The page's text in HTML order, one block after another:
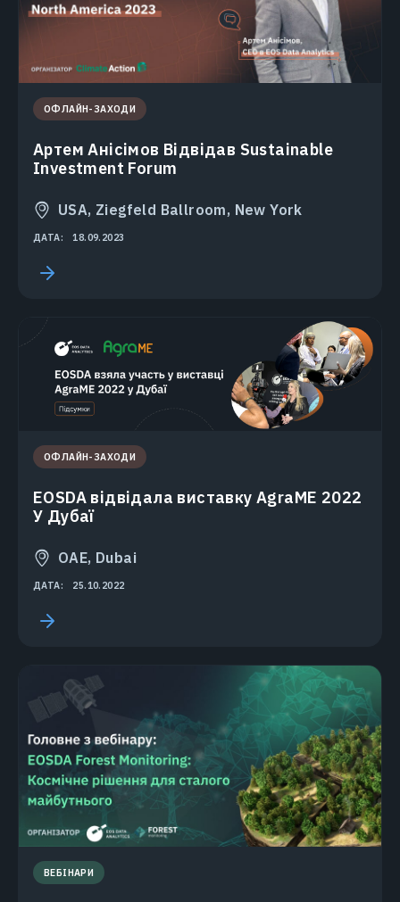
ОФЛАЙН-ЗАХОДИ
Артем Анісімов Відвідав Sustainable
Investment Forum
USA, Ziegfeld Ballroom, New York
ДАТА: 18.09.2023
ОФЛАЙН-ЗАХОДИ
EOSDA відвідала виставку AgraME 2022
У Дубаї
OAE, Dubai
ДАТА: 25.10.2022
ВЕБІНАРИ